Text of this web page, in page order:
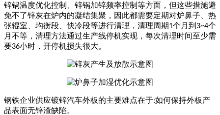
锌锅温度优化控制、锌锅加锌频率控制等方面，但这些措施避
免不了锌灰在炉内的凝结集聚，因此都需要定期对炉鼻子、热
张辊室、均衡段、快冷段等进行清理，清理周期1个月到 3~4个
月不等，清理方法通过生产线停机实现，每次清理时间至少需
要36小时，开停机损失很大。
钢铁企业供应镀锌汽车外板的主要难点在于:如何保持外板产
品表面无锌渣缺陷。